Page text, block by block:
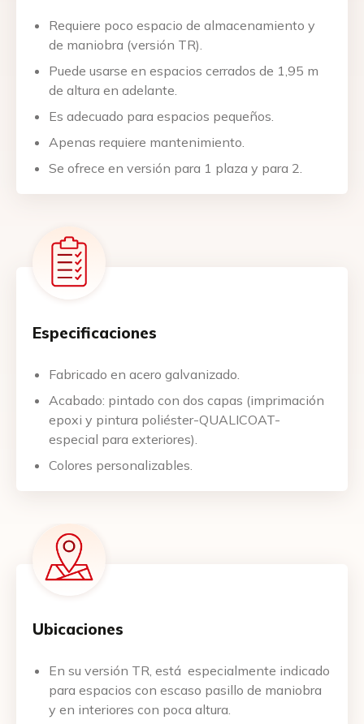
Requiere poco espacio de almacenamiento y
de maniobra (versión TR).
Puede usarse en espacios cerrados de 1,95 m
de altura en adelante.
Es adecuado para espacios pequeños.
Apenas requiere mantenimiento.
Se ofrece en versión para 1 plaza y para 2.
Especificaciones
Fabricado en acero galvanizado.
Acabado: pintado con dos capas (imprimación
epoxi y pintura poliéster-QUALICOAT-
especial para exteriores).
Colores personalizables.
Ubicaciones
En su versión TR, está especialmente indicado
para espacios con escaso pasillo de maniobra
y en interiores con poca altura.
¡Me interesa este producto!
Nombre
Teléfono